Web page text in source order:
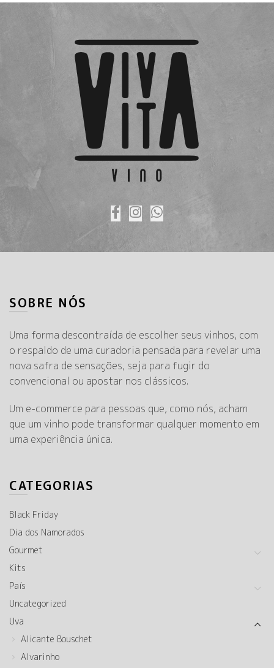
SOBRE NÓS
Uma forma descontraída de escolher seus vinhos, com
o respaldo de uma curadoria pensada para revelar uma
nova safra de sensações, seja para fugir do
convencional ou apostar nos clássicos.
Um e-commerce para pessoas que, como nós, acham
que um vinho pode transformar qualquer momento em
uma experiência única.
CATEGORIAS
Black Friday
Dia dos Namorados
Gourmet
Kits
País
Uncategorized
Uva
Alicante Bouschet
Alvarinho